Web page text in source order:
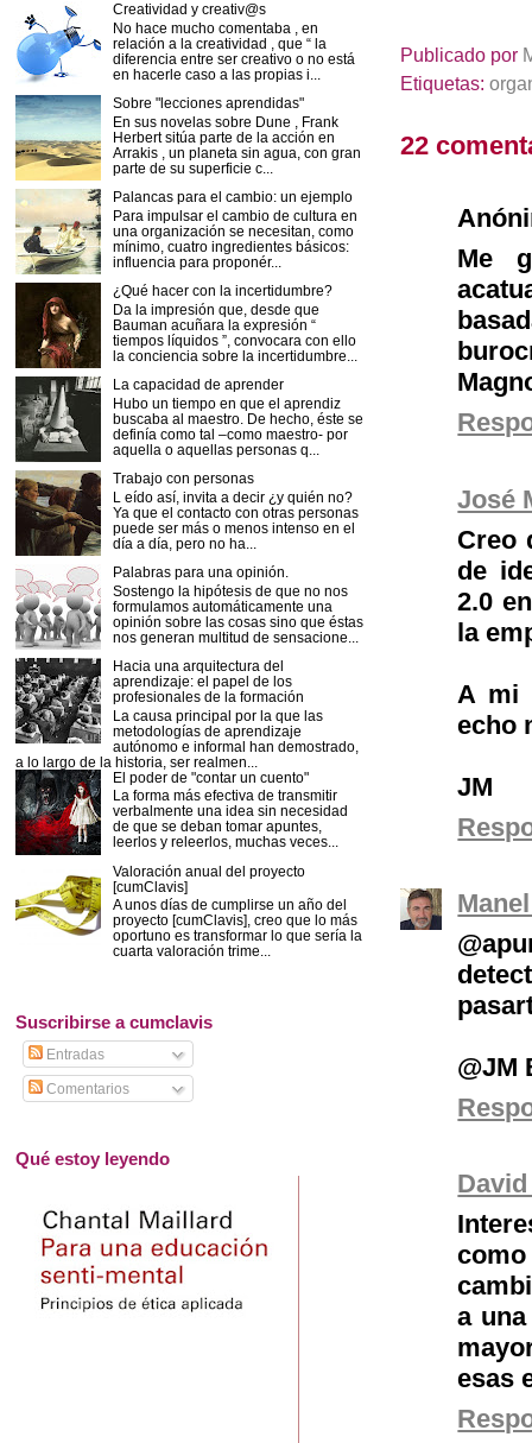
Publicado por
Etiquetas:
22
Me
José
Creo
de
2.0
la
A mi
echo
JM
@JM
a
esas
Creatividad y creativ@s
No hace mucho comentaba , en
relación a la creatividad , que “ la
diferencia entre ser creativo o no está
en hacerle caso a las propias i...
Sobre "lecciones aprendidas"
En sus novelas sobre Dune , Frank
Herbert sitúa parte de la acción en
Arrakis , un planeta sin agua, con gran
parte de su superficie c...
Palancas para el cambio: un ejemplo
Para impulsar el cambio de cultura en
una organización se necesitan, como
mínimo, cuatro ingredientes básicos:
influencia para proponér...
¿Qué hacer con la incertidumbre?
Da la impresión que, desde que
Bauman acuñara la expresión “
tiempos líquidos ”, convocara con ello
la conciencia sobre la incertidumbre...
La capacidad de aprender
Hubo un tiempo en que el aprendiz
buscaba al maestro. De hecho, éste se
definía como tal –como maestro- por
aquella o aquellas personas q...
Trabajo con personas
L eído así, invita a decir ¿y quién no?
Ya que el contacto con otras personas
puede ser más o menos intenso en el
día a día, pero no ha...
Palabras para una opinión.
Sostengo la hipótesis de que no nos
formulamos automáticamente una
opinión sobre las cosas sino que éstas
nos generan multitud de sensacione...
Hacia una arquitectura del
aprendizaje: el papel de los
profesionales de la formación
La causa principal por la que las
metodologías de aprendizaje
autónomo e informal han demostrado,
a lo largo de la historia, ser realmen...
El poder de "contar un cuento"
La forma más efectiva de transmitir
verbalmente una idea sin necesidad
de que se deban tomar apuntes,
leerlos y releerlos, muchas veces...
Valoración anual del proyecto
[cumClavis]
A unos días de cumplirse un año del
proyecto [cumClavis], creo que lo más
oportuno es transformar lo que sería la
cuarta valoración trime...
Suscribirse a cumclavis
Entradas
Comentarios
Qué estoy leyendo